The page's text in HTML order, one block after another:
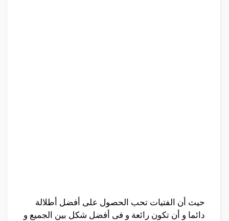
حيث أن الفتيات تحب الحصول على أفضل أطلالة
دائما و أن تكون رائعة و فى أفضل شكل بين الجميع و